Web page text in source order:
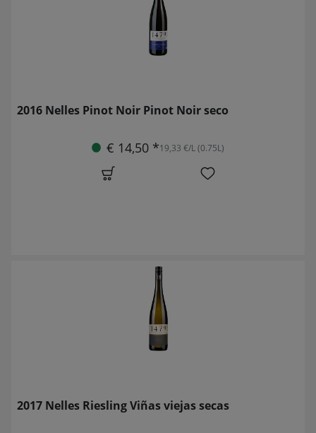
2016 Nelles Pinot Noir Pinot Noir seco
€ 14,50 *19,33 €/L (0.75L)
2017 Nelles Riesling Viñas viejas secas